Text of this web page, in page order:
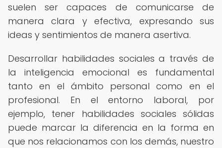
suelen ser capaces de comunicarse de
manera clara y efectiva, expresando sus
ideas y sentimientos de manera asertiva.
Desarrollar habilidades sociales a través de
la inteligencia emocional es fundamental
tanto en el ámbito personal como en el
profesional. En el entorno laboral, por
ejemplo, tener habilidades sociales sólidas
puede marcar la diferencia en la forma en
que nos relacionamos con los demás, nuestro